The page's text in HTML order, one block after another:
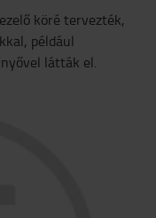
köré tervezték,
például
látták el.